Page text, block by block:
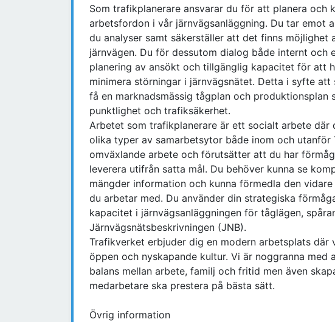
Som trafikplanerare ansvarar du för att planera och
arbetsfordon i vår järnvägsanläggning. Du tar emot
du analyser samt säkerställer att det finns
järnvägen. Du för dessutom dialog både internt och
planering av ansökt och tillgänglig kapacitet för att
minimera störningar i järnvägsnätet. Detta i syfte
få en marknadsmässig tågplan och produktionsplan
punktlighet och trafiksäkerhet.
Arbetet som trafikplanerare är ett socialt arbete där
olika typer av samarbetsytor både inom och
omväxlande arbete och förutsätter att du har
leverera utifrån satta mål. Du behöver kunna se
mängder information och kunna förmedla den
du arbetar med. Du använder din strategiska
kapacitet i järnvägsanläggningen för tåglägen,
Järnvägsnätsbeskrivningen (JNB).
Trafikverket erbjuder dig en modern arbetsplats där
öppen och nyskapande kultur. Vi är noggranna
balans mellan arbete, familj och fritid men även
medarbetare ska prestera på bästa sätt.
Övrig information